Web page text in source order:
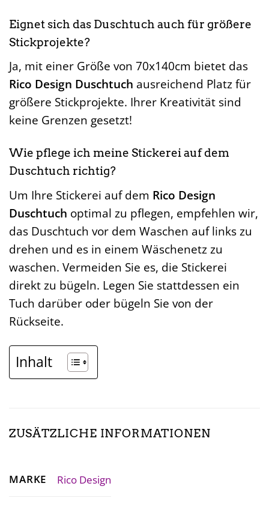
Eignet sich das Duschtuch auch für größere
Stickprojekte?
Ja, mit einer Größe von 70x140cm bietet das
Rico Design Duschtuch ausreichend Platz für
größere Stickprojekte. Ihrer Kreativität sind
keine Grenzen gesetzt!
Wie pflege ich meine Stickerei auf dem
Duschtuch richtig?
Um Ihre Stickerei auf dem Rico Design
Duschtuch optimal zu pflegen, empfehlen wir,
das Duschtuch vor dem Waschen auf links zu
drehen und es in einem Wäschenetz zu
waschen. Vermeiden Sie es, die Stickerei
direkt zu bügeln. Legen Sie stattdessen ein
Tuch darüber oder bügeln Sie von der
Rückseite.
Inhalt
ZUSÄTZLICHE INFORMATIONEN
MARKE Rico Design